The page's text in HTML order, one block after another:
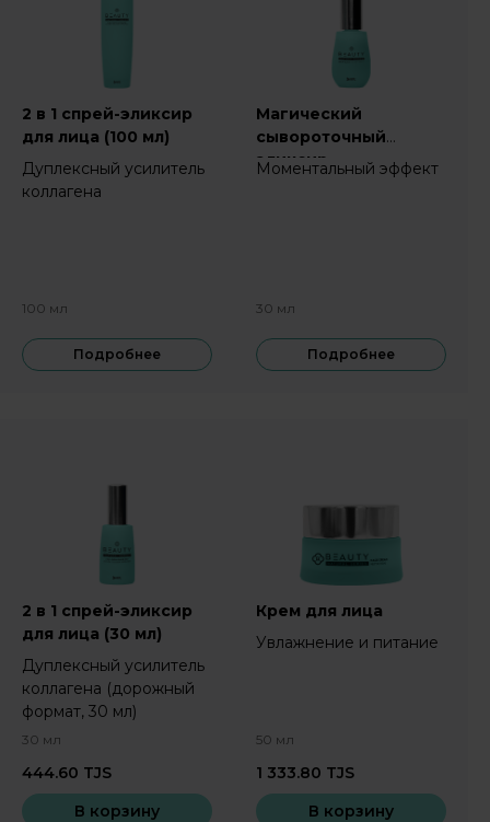
2 в 1 спрей-эликсир
для лица (100 мл)
Дуплексный усилитель
коллагена
100 мл
Подробнее
Магический
сывороточный
эликсир
Моментальный эффект
30 мл
Подробнее
2 в 1 спрей-эликсир
для лица (30 мл)
Дуплексный усилитель
коллагена (дорожный
формат, 30 мл)
30 мл
444.60 TJS
В корзину
Крем для лица
Увлажнение и питание
50 мл
1 333.80 TJS
В корзину